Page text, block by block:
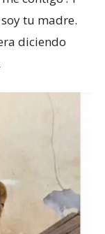
tu madre.
diciendo